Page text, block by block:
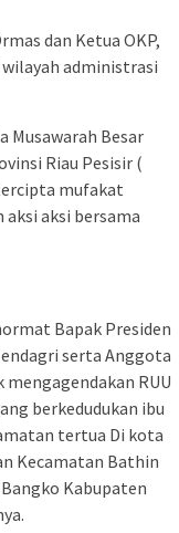
dan Ketua OKP,
administrasi
Musawarah Besar
Riau Pesisir (
mufakat
aksi aksi bersama
Bapak Presiden
serta Anggota
RUU
berkedudukan ibu
tertua Di kota
Kecamatan Bathin
Kabupaten